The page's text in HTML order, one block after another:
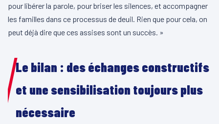
pour libérer la parole, pour briser les silences, et accompagner
les familles dans ce processus de deuil. Rien que pour cela, on
peut déjà dire que ces assises sont un succès. »
Le bilan : des échanges constructifs
et une sensibilisation toujours plus
nécessaire